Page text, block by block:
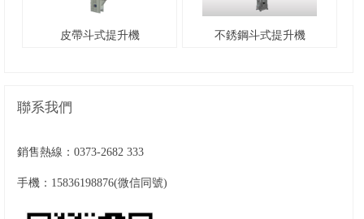
皮帶斗式提升機 不銹鋼斗式提升機
聯系我們
銷售熱線： 0373-2682 333
手機：15836198876(微信同號)